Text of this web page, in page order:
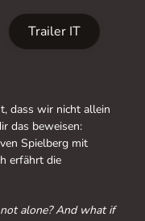
Trailer IT
dass wir nicht allein
das beweisen:
Spielberg mit
erfährt die
alone? And what if